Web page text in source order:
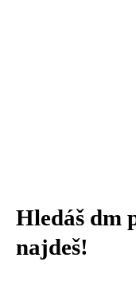
Hledáš dm
najdeš!